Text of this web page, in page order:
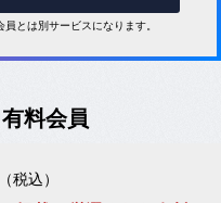
とは別サービスになります。
料会員
（税込）